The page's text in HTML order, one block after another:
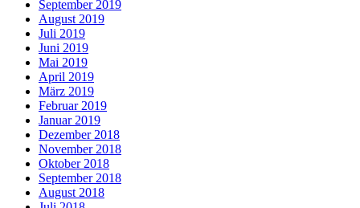
September 2019
August 2019
Juli 2019
Juni 2019
Mai 2019
April 2019
März 2019
Februar 2019
Januar 2019
Dezember 2018
November 2018
Oktober 2018
September 2018
August 2018